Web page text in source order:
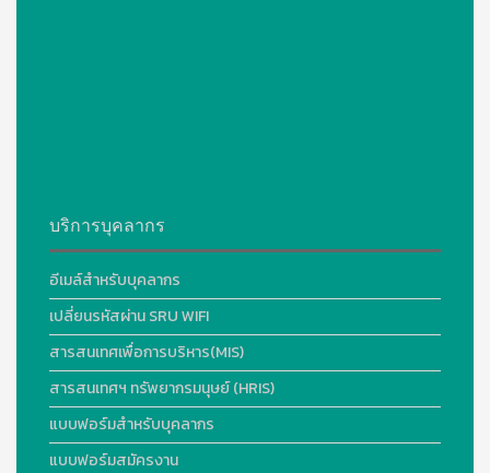
บริการบุคลากร
อีเมล์สำหรับบุคลากร
เปลี่ยนรหัสผ่าน SRU WIFI
สารสนเทศเพื่อการบริหาร(MIS)
สารสนเทศฯ ทรัพยากรมนุษย์ (HRIS)
แบบฟอร์มสำหรับบุคลากร
แบบฟอร์มสมัครงาน